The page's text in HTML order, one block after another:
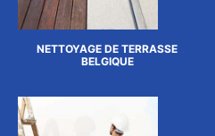
NETTOYAGE DE TERRASSE
BELGIQUE